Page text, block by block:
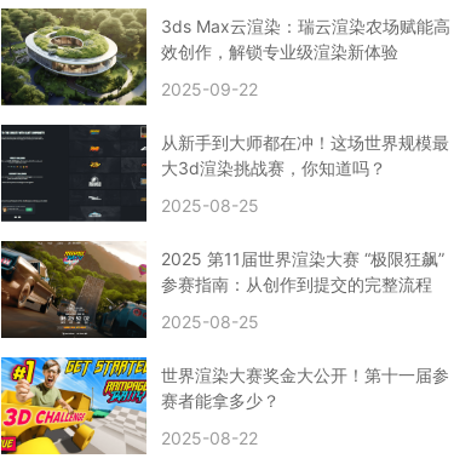
clarisse教程
拟真人物制作 实时渲染
视觉效果
视觉特效
特效 VRay制作案例
VFX案例
手动渲染农场
云渲染小课堂
CPU渲染
Arnold案例
vr渲染器
效果图渲染 免费云渲染
Autodesk
2D转3D
SU渲染 圣诞短片
风暴幽灵船
云渲染大咖专访
CG电影云渲染案例
Houdini建模案例
CG人物制作
Maya基础知识
Blender渲染技巧
3ds Max资讯
3ds Max教程
CG软件资讯
3d云渲染
3dmax渲染
Substance Painter
vray网络渲染
SAAS渲染农场
Lumion
ZBrush技巧
SketchUp教程
3dmax 渲染慢
渲染卡顿
云渲染怎么收费
纹理渲染
全局光引擎
3ds Max云渲染：瑞云渲染农场赋能高
效创作，解锁专业级渲染新体验
2025-09-22
从新手到大师都在冲！这场世界规模最
大3d渲染挑战赛，你知道吗？
2025-08-25
2025 第11届世界渲染大赛 “极限狂飙”
参赛指南：从创作到提交的完整流程
2025-08-25
世界渲染大赛奖金大公开！第十一届参
赛者能拿多少？
2025-08-22